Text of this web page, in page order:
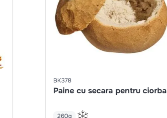
BK378
Paine cu secara pentru ciorba
260g